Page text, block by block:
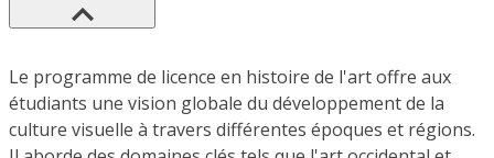
Le programme de licence en histoire de l'art offre aux
étudiants une vision globale du développement de la
culture visuelle à travers différentes époques et régions.